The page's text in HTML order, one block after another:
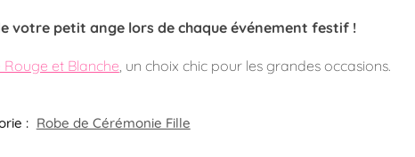
votre petit ange lors de chaque événement festif !
et Blanche, un choix chic pour les grandes occasions.
: Robe de Cérémonie Fille​